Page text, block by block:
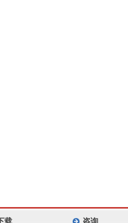
载 咨询